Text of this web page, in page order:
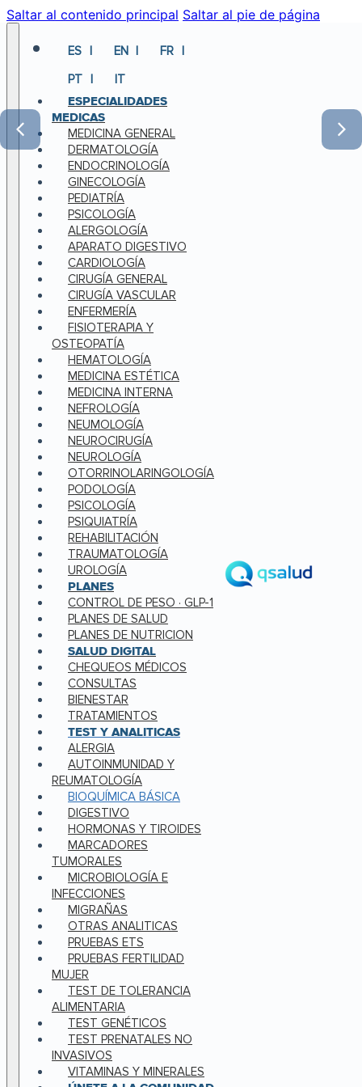
Saltar al contenido principal Saltar al pie de página
ES EN
FR
PT
IT
ESPECIALIDADES
MEDICAS
MEDICINA GENERAL
DERMATOLOGÍA
ENDOCRINOLOGÍA
GINECOLOGÍA
PEDIATRÍA
PSICOLOGÍA
ALERGOLOGÍA
APARATO DIGESTIVO
CARDIOLOGÍA
CIRUGÍA GENERAL
CIRUGÍA VASCULAR
ENFERMERÍA
FISIOTERAPIA Y
OSTEOPATÍA
HEMATOLOGÍA
MEDICINA ESTÉTICA
MEDICINA INTERNA
NEFROLOGÍA
NEUMOLOGÍA
NEUROCIRUGÍA
NEUROLOGÍA
OTORRINOLARINGOLOGÍA
PODOLOGÍA
PSICOLOGÍA
PSIQUIATRÍA
REHABILITACIÓN
TRAUMATOLOGÍA
UROLOGÍA
PLANES
CONTROL DE PESO · GLP-1
PLANES DE SALUD
PLANES DE NUTRICION
SALUD DIGITAL
CHEQUEOS MÉDICOS
CONSULTAS
BIENESTAR
TRATAMIENTOS
TEST Y ANALITICAS
ALERGIA
AUTOINMUNIDAD Y
REUMATOLOGÍA
BIOQUÍMICA BÁSICA
DIGESTIVO
HORMONAS Y TIROIDES
MARCADORES
TUMORALES
MICROBIOLOGÍA E
INFECCIONES
MIGRAÑAS
OTRAS ANALITICAS
PRUEBAS ETS
PRUEBAS FERTILIDAD
MUJER
TEST DE TOLERANCIA
ALIMENTARIA
TEST GENÉTICOS
TEST PRENATALES NO
INVASIVOS
VITAMINAS Y MINERALES